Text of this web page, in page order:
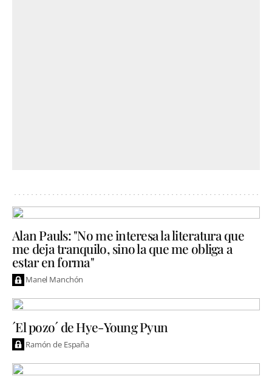
Alan Pauls: "No me interesa la literatura que
me deja tranquilo, sino la que me obliga a
estar en forma"
Manel Manchón
´El pozo´ de Hye-Young Pyun
Ramón de España